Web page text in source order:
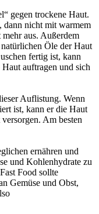
gegen trockene Haut.
dann nicht mit warmem
aus. Außerdem
Öle der Haut
fertig ist, kann
auftragen und sich
Auflistung. Wenn
ist, kann er die Haut
Am besten
ernähren und
und Kohlenhydrate zu
Food sollte
Gemüse und Obst,